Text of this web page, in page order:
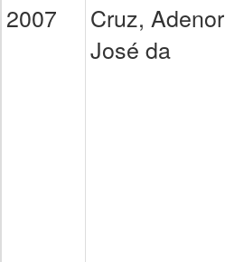
2007
Cruz, Adenor
José da